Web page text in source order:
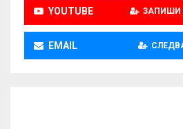
YOUTUBE ЗАПИШИ
EMAIL